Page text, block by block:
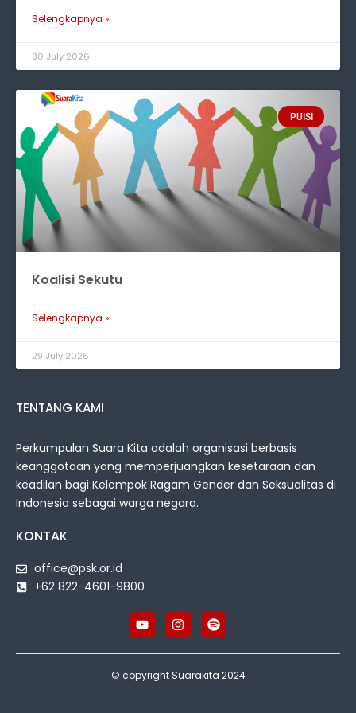
Selengkapnya »
30 July 2026
PUISI
Koalisi Sekutu
Selengkapnya »
29 July 2026
TENTANG KAMI
Perkumpulan Suara Kita adalah organisasi berbasis
keanggotaan yang memperjuangkan kesetaraan dan
keadilan bagi Kelompok Ragam Gender dan Seksualitas di
Indonesia sebagai warga negara.
KONTAK
office@psk.or.id
+62 822-4601-9800
© copyright Suarakita 2024